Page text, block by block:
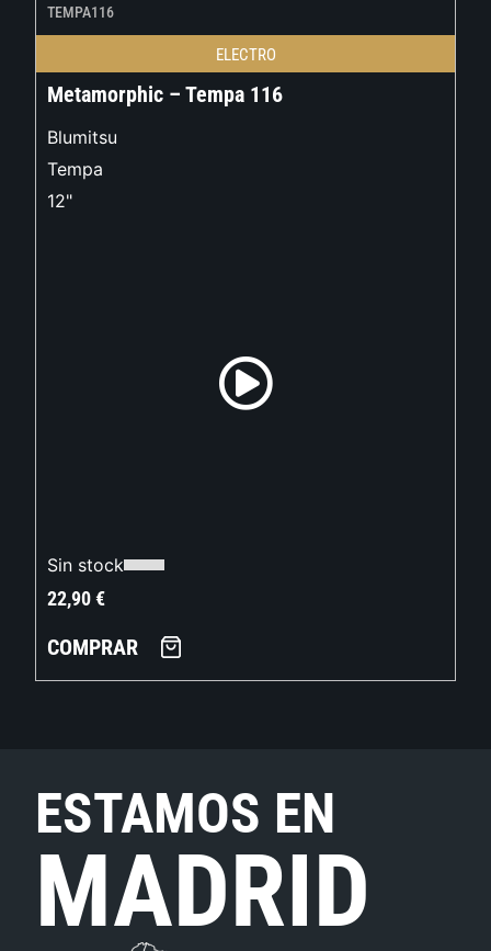
TEMPA116
ELECTRO
Metamorphic – Tempa 116
Blumitsu
Tempa
12"
Sin stock
22,90€
COMPRAR
ESTAMOS EN
MADRID